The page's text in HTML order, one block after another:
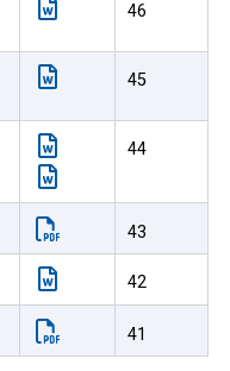
46
45
44
43
42
41